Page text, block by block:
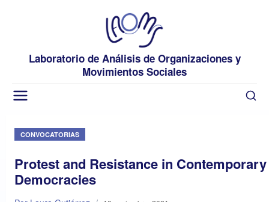
Laboratorio de Análisis de Organizaciones y
Movimientos Sociales
CONVOCATORIAS
Protest and Resistance in Contemporary
Democracies